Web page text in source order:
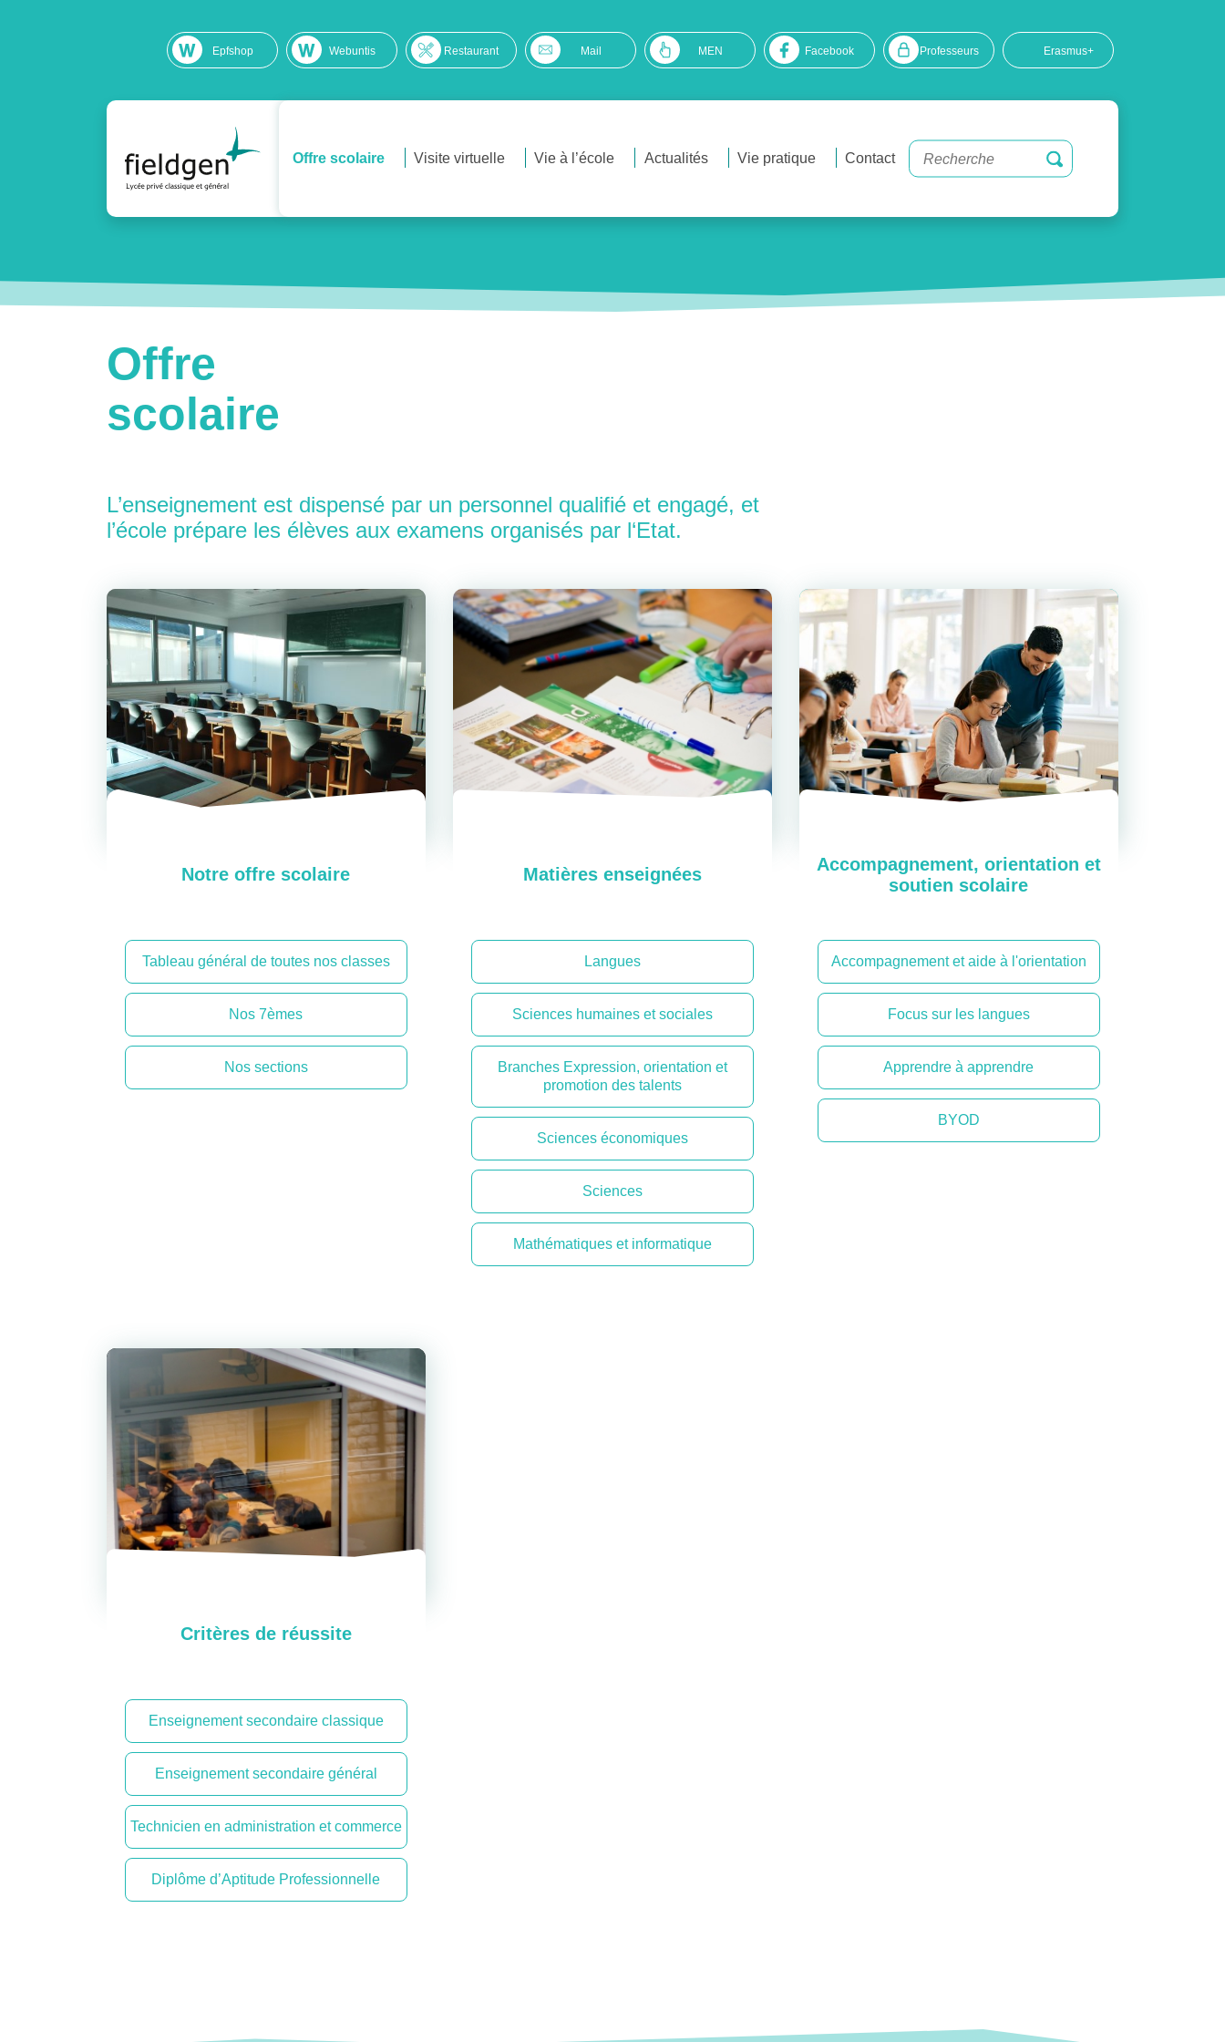
Epfshop Webuntis Restaurant Mail MEN Facebook Professeurs Erasmus+
Offre scolaire Visite virtuelle Vie à l’école Actualités Vie pratique Contact
Offre
scolaire
L’enseignement est dispensé par un personnel qualifié et engagé, et
l’école prépare les élèves aux examens organisés par l‘Etat.
Notre offre scolaire
Tableau général de toutes nos classes
Nos 7èmes
Nos sections
Matières enseignées
Langues
Sciences humaines et sociales
Branches Expression, orientation et
promotion des talents
Sciences économiques
Sciences
Mathématiques et informatique
Accompagnement, orientation et
soutien scolaire
Accompagnement et aide à l'orientation
Focus sur les langues
Apprendre à apprendre
BYOD
Critères de réussite
Enseignement secondaire classique
Enseignement secondaire général
Technicien en administration et commerce
Diplôme d’Aptitude Professionnelle